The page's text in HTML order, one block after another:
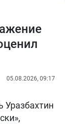
05.08.2026, 09:17
Уразбахтин